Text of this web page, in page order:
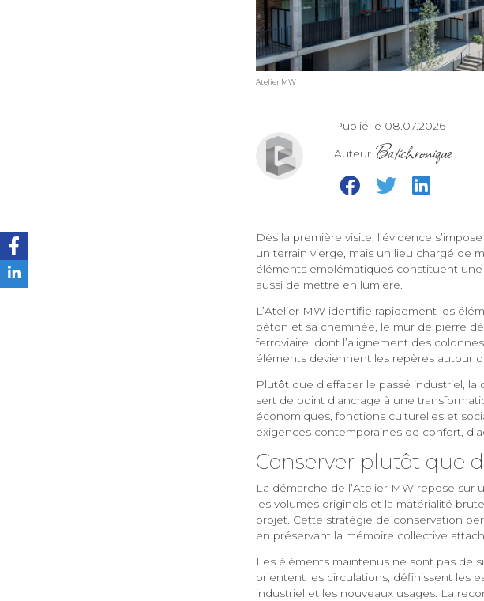
Atelier MW
Publié le 08.07.2026
Auteur Batichronique
Dès la première visite, l’évidence
un terrain vierge, mais un lieu chargé de
éléments emblématiques constituent
aussi de mettre en lumière.
L’Atelier MW identifie rapidement les
béton et sa cheminée, le mur de pierre
ferroviaire, dont l’alignement des
éléments deviennent les repères autour
Plutôt que d’effacer le passé industriel,
sert de point d’ancrage à une
économiques, fonctions culturelles et
exigences contemporaines de confort,
Conserver plutôt que
La démarche de l’Atelier MW repose sur
les volumes originels et la matérialité
projet. Cette stratégie de conservation
en préservant la mémoire collective
Les éléments maintenus ne sont pas de
orientent les circulations, définissent les
industriel et les nouveaux usages. La